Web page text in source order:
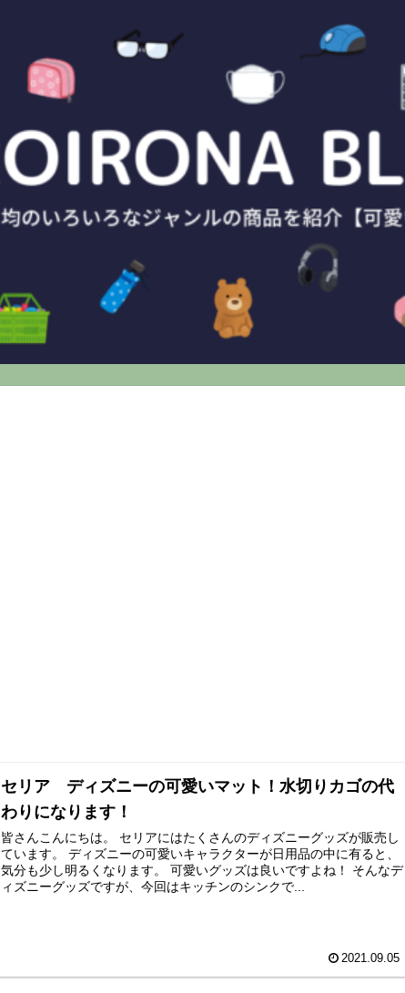
セリア ディズニーの可愛いマット！水切りカゴの代
わりになります！
皆さんこんにちは。 セリアにはたくさんのディズニーグッズが販売し
ています。 ディズニーの可愛いキャラクターが日用品の中に有ると、
気分も少し明るくなります。 可愛いグッズは良いですよね！ そんなデ
ィズニーグッズですが、今回はキッチンのシンクで...
2021.09.05